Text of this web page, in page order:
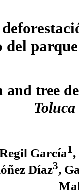
del
and tree
Toluca
García1 ,
Díaz3,